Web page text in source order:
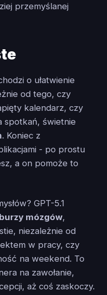
przemyślanej
o ułatwienie
od tego, czy
kalendarz, czy
spotkań, świetnie
. Koniec z
- po prostu
a on pomoże to
GPT-5.1
burzy mózgów,
niezależnie od
w pracy, czy
na weekend. To
na zawołanie,
aż coś zaskoczy.